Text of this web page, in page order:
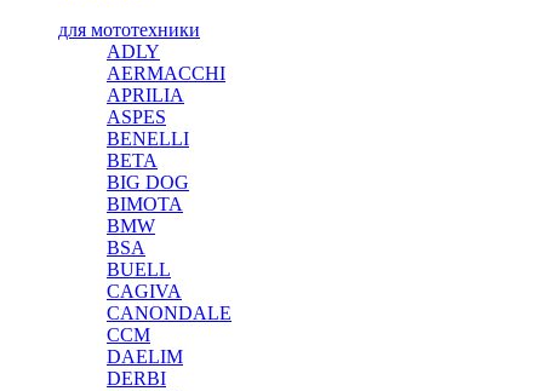
для мототехники
ADLY
AERMACCHI
APRILIA
ASPES
BENELLI
BETA
BIG DOG
BIMOTA
BMW
BSA
BUELL
CAGIVA
CANONDALE
CCM
DAELIM
DERBI